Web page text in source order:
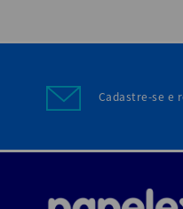
Cadastre-se e